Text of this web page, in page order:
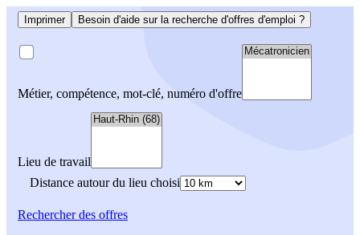
Imprimer Besoin d'aide sur la recherche d'offres d'emploi ?
Métier, compétence, mot-clé, numéro d'offre
Lieu de travail
Distance autour du lieu choisi
Rechercherdes offres